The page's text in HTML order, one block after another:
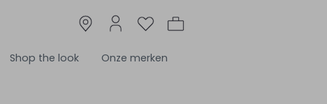
Shop the look Onze merken